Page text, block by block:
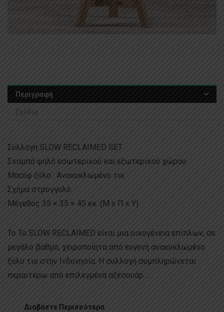
Περιγραφή
Σχόλια
Συλλογή SLOW RECLAIMED SET
Σκαμπό ψηλό εσωτερικού και εξωτερικού χώρου
Μασίφ ξύλο : Ανακυκλωμένο τικ
Σχήμα στρογγυλό
Μέγεθος 35 × 35 × 45 εκ. (Μ x Π x Υ)
Το Το SLOW RECLAIMED είναι μια οικογένεια επίπλων, σε
μεγάλο βαθμό, χειροποίητα από ευγενή ανακυκλωμένο
ξύλο τικ στην Ινδονησία. Η συλλογή συμπληρώνεται
περαιτέρω από επιλεγμένα αξεσουάρ ...
Διαβάστε Περισσότερα